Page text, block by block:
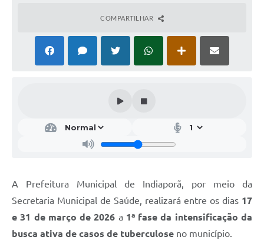
Serviços Online
Contratos
Notícias
Turismo
COMPARTILHAR
A Prefeitura Municipal de Indiaporã, por meio da
Secretaria Municipal de Saúde, realizará entre os dias 17
e 31 de março de 2026 a 1ª fase da intensificação da
busca ativa de casos de tuberculose no município.